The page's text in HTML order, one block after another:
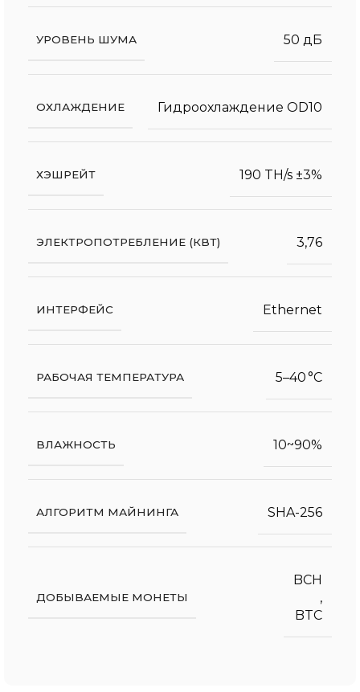
УРОВЕНЬ ШУМА 50 дБ
ОХЛАЖДЕНИЕ Гидроохлаждение OD10
ХЭШРЕЙТ 190 TH/s ±3%
ЭЛЕКТРОПОТРЕБЛЕНИЕ (КВТ) 3,76
ИНТЕРФЕЙС Ethernet
РАБОЧАЯ ТЕМПЕРАТУРА 5–40 °C
ВЛАЖНОСТЬ 10~90%
АЛГОРИТМ МАЙНИНГА SHA-256
ДОБЫВАЕМЫЕ МОНЕТЫ
BCH
,
BTC